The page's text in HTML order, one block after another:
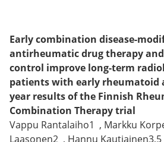
Early combination disease-
antirheumatic drug therapy
control improve long-term
patients with early rheumatoid
year results of the Finnish
Combination Therapy trial
Vappu Rantalaiho1 , Markku
Laasonen2 , Hannu